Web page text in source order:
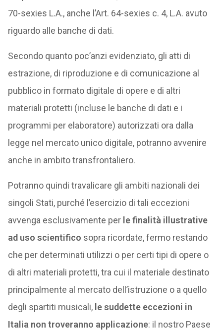
70-sexies L.A., anche l’Art. 64-sexies c. 4, L.A. avuto
riguardo alle banche di dati.
Secondo quanto poc’anzi evidenziato, gli atti di
estrazione, di riproduzione e di comunicazione al
pubblico in formato digitale di opere e di altri
materiali protetti (incluse le banche di dati e i
programmi per elaboratore) autorizzati ora dalla
legge nel mercato unico digitale, potranno avvenire
anche in ambito transfrontaliero.
Potranno quindi travalicare gli ambiti nazionali dei
singoli Stati, purché l’esercizio di tali eccezioni
avvenga esclusivamente per le finalità illustrative
ad uso scientifico sopra ricordate, fermo restando
che per determinati utilizzi o per certi tipi di opere o
di altri materiali protetti, tra cui il materiale destinato
principalmente al mercato dell’istruzione o a quello
degli spartiti musicali, le suddette eccezioni in
Italia non troveranno applicazione: il nostro Paese